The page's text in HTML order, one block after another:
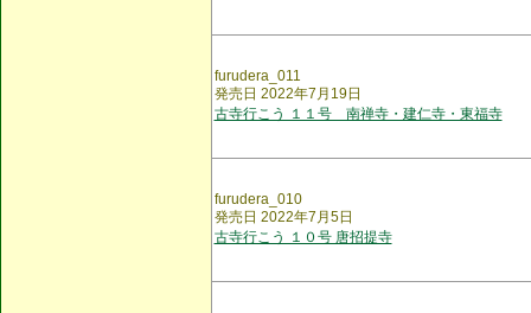
furudera_011
発売日 2022年7月19日
古寺行こう １１号 南禅寺・建仁寺・東福寺
furudera_010
発売日 2022年7月5日
古寺行こう １０号 唐招提寺